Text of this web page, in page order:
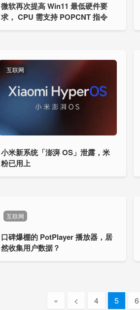
微软再次提高 Win11 最低硬件要
求， CPU 需支持 POPCNT 指令
互联网
小米新系统「澎湃 OS」泄露，米
粉已用上
互联网
口碑爆棚的 PotPlayer 播放器，居
然收集用户数据？
« < 4 5 6